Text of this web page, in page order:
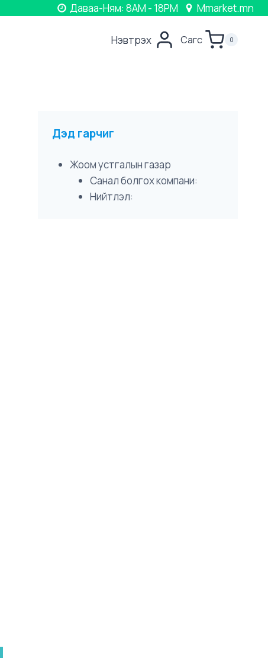
Даваа-Ням: 8AM - 18PM Mmarket.mn
Нэвтрэх Сагс 0
Дэд гарчиг
Жоом устгалын газар
Санал болгох компани:
Нийтлэл: